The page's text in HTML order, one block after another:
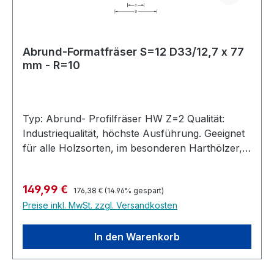
Abrund-Formatfräser S=12 D33/12,7 x 77
mm - R=10
Typ: Abrund- Profilfräser HW Z=2 Qualität:
Industriequalität, höchste Ausführung. Geeignet
für alle Holzsorten, im besonderen Harthölzer,
Stirn- und umfangschneidend. Zum Abrunden
und Formatieren in einem Arbeitsgang. Für
Hand- und CNC Maschinen geeignet.
Handvorschub. Rechtslauf. Hochleistungs-
Abrundfräser mit Anlauflager, Hartmetall
Verkaufspreis:
149,99 € Regulärer Preis:
176,38 € (14.96% gespart)
Preise inkl. MwSt. zzgl. Versandkosten
In den Warenkorb